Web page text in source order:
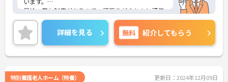
昇給・賞与制度があるので、頑張りがきちんと評価
される職場です。また、週休2日制なので、きちんと
お休みを取ることができ、メリハリをつけた働き方
ができます。
ご興味のある方には、面接対策ポイントなど、さら
に詳細をお話しいたしますのでお気軽にご相談くだ
詳細を見る 無料 紹介してもらう
特別養護老人ホーム（特養） 更新日：2024年12月09日